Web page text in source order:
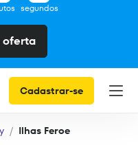
segundos
oferta
Cadastrar-se
Ilhas Feroe